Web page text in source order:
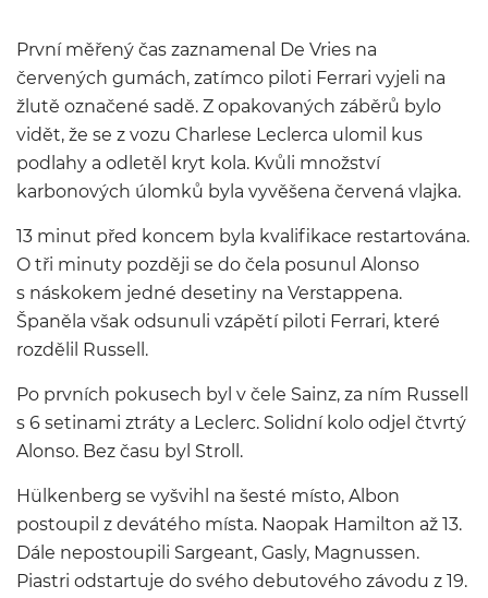
První měřený čas zaznamenal De Vries na
červených gumách, zatímco piloti Ferrari vyjeli na
žlutě označené sadě. Z opakovaných záběrů bylo
vidět, že se z vozu Charlese Leclerca ulomil kus
podlahy a odletěl kryt kola. Kvůli množství
karbonových úlomků byla vyvěšena červená vlajka.
13 minut před koncem byla kvalifikace restartována.
O tři minuty později se do čela posunul Alonso
s náskokem jedné desetiny na Verstappena.
Španěla však odsunuli vzápětí piloti Ferrari, které
rozdělil Russell.
Po prvních pokusech byl v čele Sainz, za ním Russell
s 6 setinami ztráty a Leclerc. Solidní kolo odjel čtvrtý
Alonso. Bez času byl Stroll.
Hülkenberg se vyšvihl na šesté místo, Albon
postoupil z devátého místa. Naopak Hamilton až 13.
Dále nepostoupili Sargeant, Gasly, Magnussen.
Piastri odstartuje do svého debutového závodu z 19.